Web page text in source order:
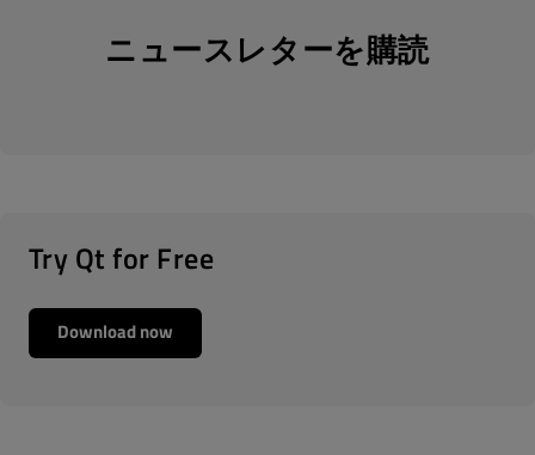
ニュースレターを購読
Try Qt for Free
Download now